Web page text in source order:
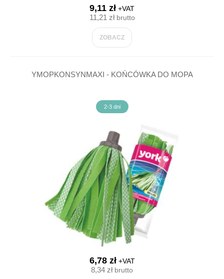
9,11 zł +VAT
11,21 złbrutto
ZOBACZ
YMOPKONSYNMAXI - KOŃCÓWKA DO MOPA
2-3 dni
6,78 zł+VAT
8,34 złbrutto